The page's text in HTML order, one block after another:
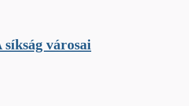
városai